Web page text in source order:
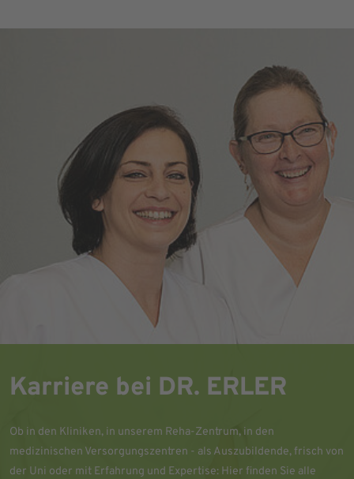
Karriere bei DR. ERLER
Ob in den Kliniken, in unserem Reha-Zentrum, in den
medizinischen Versorgungszentren - als Auszubildende, frisch von
der Uni oder mit Erfahrung und Expertise: Hier finden Sie alle